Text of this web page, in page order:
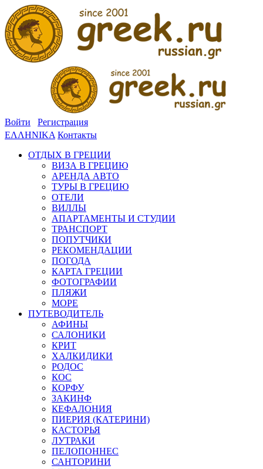
Войти
Регистрация
ΕΛΛΗΝΙΚΑ Контакты
ОТДЫХ В ГРЕЦИИ
ВИЗА В ГРЕЦИЮ
АРЕНДА АВТО
ТУРЫ В ГРЕЦИЮ
ОТЕЛИ
ВИЛЛЫ
АПАРТАМЕНТЫ И СТУДИИ
ТРАНСПОРТ
ПОПУТЧИКИ
РЕКОМЕНДАЦИИ
ПОГОДА
КАРТА ГРЕЦИИ
ФОТОГРАФИИ
ПЛЯЖИ
МОРЕ
ПУТЕВОДИТЕЛЬ
АФИНЫ
САЛОНИКИ
КРИТ
ХАЛКИДИКИ
РОДОС
КОС
КОРФУ
ЗАКИНФ
КЕФАЛОНИЯ
ПИЕРИЯ (КАТЕРИНИ)
КАСТОРЬЯ
ЛУТРАКИ
ПЕЛОПОННЕС
САНТОРИНИ